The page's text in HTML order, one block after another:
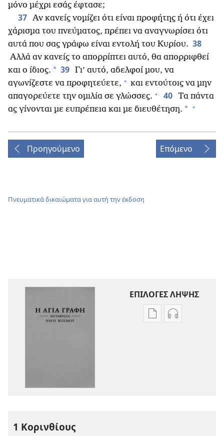
μόνο μέχρι εσάς έφτασε;
37 Αν κανείς νομίζει ότι είναι προφήτης ή ότι έχει
χάρισμα του πνεύματος, πρέπει να αναγνωρίσει ότι
αυτά που σας γράφω είναι εντολή του Κυρίου. 38
Αλλά αν κανείς το απορρίπτει αυτό, θα απορριφθεί
και ο ίδιος. * 39 Γι’ αυτό, αδελφοί μου, να
αγωνίζεστε να προφητεύετε, + και εντούτοις να μην
απαγορεύετε την ομιλία σε γλώσσες. + 40 Τα πάντα
ας γίνονται με ευπρέπεια και με διευθέτηση. * +
Προηγούμενο Επόμενο
Πνευματικά δικαιώματα για αυτή την έκδοση
ΕΠΙΛΟΓΕΣ ΛΗΨΗΣ
ΕπιλογέςΕπιλογές
1 Κορινθίους